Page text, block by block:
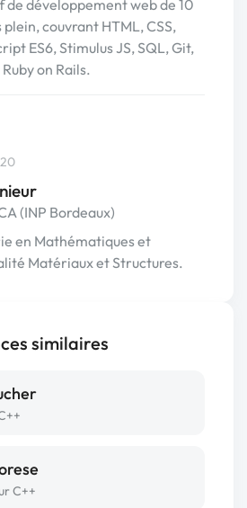
de développement web de 10
couvrant HTML, CSS,
ES6, Stimulus JS, SQL, Git,
on Rails.
(INP Bordeaux)
en Mathématiques et
Matériaux et Structures.
similaires
C++